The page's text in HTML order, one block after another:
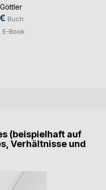
Buch
E-Book
(beispielhaft auf
Verhältnisse und